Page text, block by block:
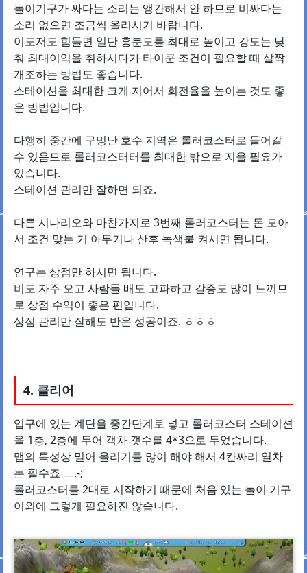
놀이기구가 싸다는 소리는 앵간해서 안 하므로 비싸다는
소리 없으면 조금씩 올리시기 바랍니다.
이도저도 힘들면 일단 흥분도를 최대로 높이고 강도는 낮
춰 최대이익을 취하시다가 타이쿤 조건이 필요할 때 살짝
개조하는 방법도 좋습니다.
스테이션을 최대한 크게 지어서 회전율을 높이는 것도 좋
은 방법입니다.
다행히 중간에 구멍난 호수 지역은 롤러코스터로 들어갈
수 있음므로 롤러코스터터를 최대한 밖으로 지을 필요가
있습니다.
스테이션 관리만 잘하면 되죠.
다른 시나리오와 마찬가지로 3번째 롤러코스터는 돈 모아
서 조건 맞는 거 아무거나 산후 녹색불 켜시면 됩니다.
연구는 상점만 하시면 됩니다.
비도 자주 오고 사람들 배도 고파하고 갈증도 많이 느끼므
로 상점 수익이 좋은 편입니다.
상점 관리만 잘해도 반은 성공이죠. ㅎㅎㅎ
4. 클리어
입구에 있는 계단을 중간단계로 넣고 롤러코스터 스테이션
을 1층, 2층에 두어 객차 갯수를 4*3으로 두었습니다.
맵의 특성상 밀어 올리기를 많이 해야 해서 4칸짜리 열차
는 필수죠 ㅡ.-;
롤러코스터를 2대로 시작하기 때문에 처음 있는 놀이 기구
이외에 그렇게 필요하진 않습니다.